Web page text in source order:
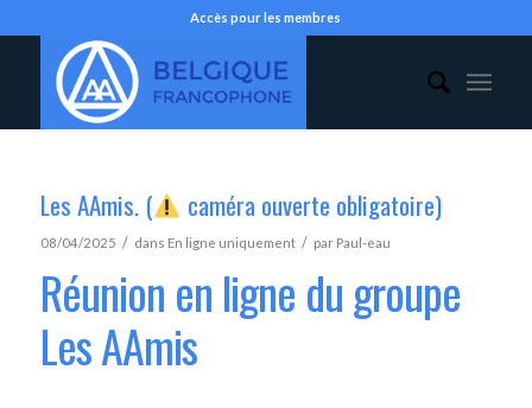
Accès pour les membres
Les AAmis. ( caméra ouverte obligatoire)
08/04/2025 / dans En ligne uniquement / par Paul-eau
Réunion en ligne du groupe
Les AAmis